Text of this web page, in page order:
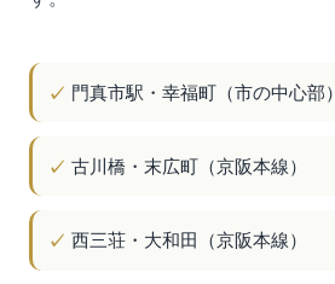
門真市駅・幸福町（市の中心部）
古川橋・末広町（京阪本線）
西三荘・大和田（京阪本線）